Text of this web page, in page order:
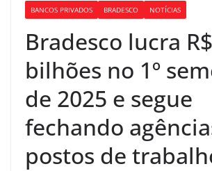
BANCOS PRIVADOS BRADESCO NOTÍCIAS
Bradesco lucra
bilhões no 1º
de 2025 e segue
fechando
postos de